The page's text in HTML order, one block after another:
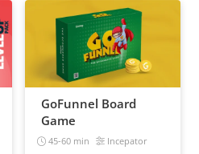
GoFunnel Board
Game
45-60 min Incepator